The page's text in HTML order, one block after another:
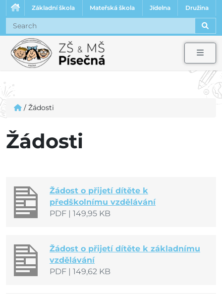
Základní škola Mateřská škola Jídelna Družina
/ Žádosti
Žádosti
Žádost o přijetí dítěte k
předškolnímu vzdělávání
PDF
149,95 KB
Žádost o přijetí dítěte k základnímu
vzdělávání
PDF
149,62 KB